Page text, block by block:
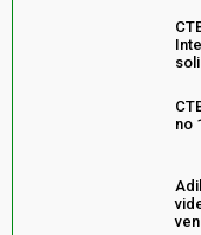
no